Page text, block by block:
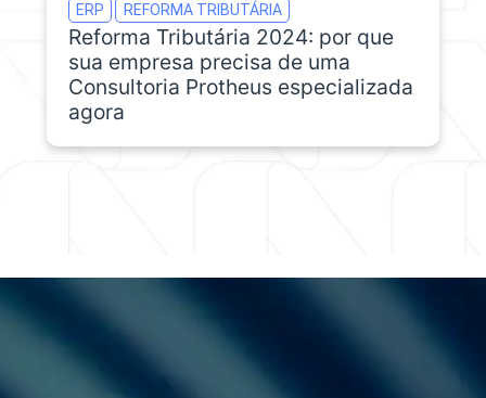
ERP
REFORMA TRIBUTÁRIA
Reforma Tributária 2024: por que
sua empresa precisa de uma
Consultoria Protheus especializada
agora